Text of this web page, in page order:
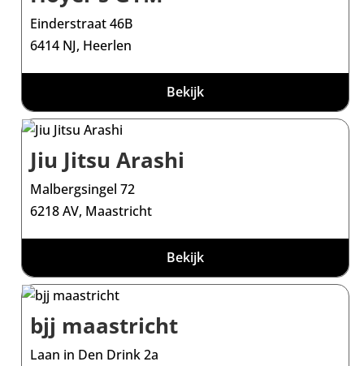
Einderstraat 46B
6414 NJ, Heerlen
Bekijk
Jiu Jitsu Arashi
Malbergsingel 72
6218 AV, Maastricht
Bekijk
bjj maastricht
Laan in Den Drink 2a